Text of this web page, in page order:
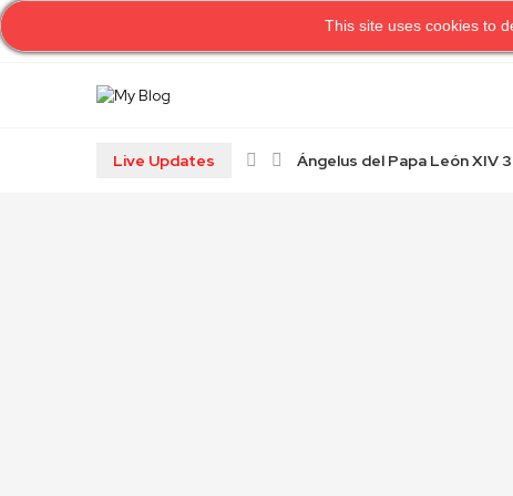
Live Updates Ángelus del Papa León XIV
This site uses cookies to